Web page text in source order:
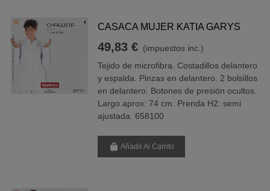
CASACA MUJER KATIA GARYS
49,83 € (impuestos inc.)
Tejido de microfibra. Costadillos delantero
y espalda. Pinzas en delantero. 2 bolsillos
en delantero. Botones de presión ocultos.
Largo aprox: 74 cm. Prenda H2: semi
ajustada. 658100
Añadir Al Carrito